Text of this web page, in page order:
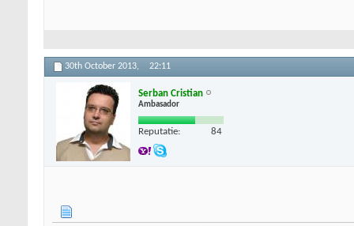
30th October 2013, 22:11
Serban Cristian
Ambasador
Reputatie: 84